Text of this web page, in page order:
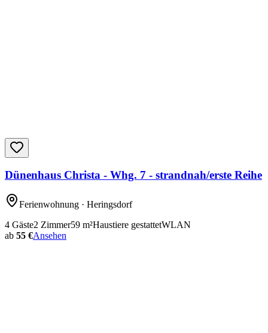
Dünenhaus Christa - Whg. 7 - strandnah/erste Reihe
Ferienwohnung · Heringsdorf
4 Gäste2 Zimmer59 m²Haustiere gestattetWLAN
ab 55 €Ansehen